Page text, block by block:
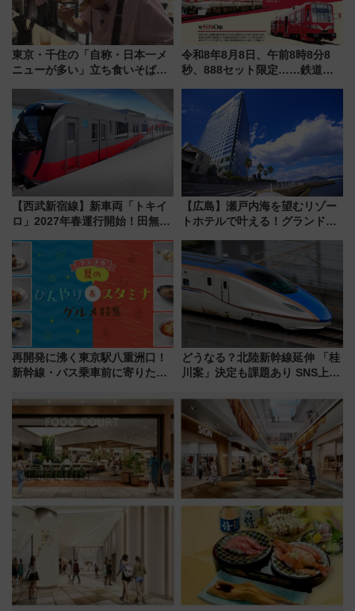
東京・千住の「自称・日本一メ
ニューが多い」立ち食いそば屋
地のふらっと立ち食いそば』
7/27夜10時～放送
令和8年8月8日、午前8時8分8
秒、888セット限定……鉄道各
【西武新宿線】新車両「トキイ
ロ」2027年春運行開始！田無・
「第2弾」も
【広島】瀬戸内海を望むリゾー
トホテルで叶える！グランドプ
ディング＆カジュアルパーティ
ープラン
再開発に沸く東京駅八重洲口！
新幹線・バス乗車前に寄りたい
やり＆スタミナグルメ」6選【新
店舗も！】
どうなる？北陸新幹線延伸 「桂
川案」決定も課題あり SNS上の